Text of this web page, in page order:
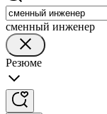
сменный инженер
Резюме